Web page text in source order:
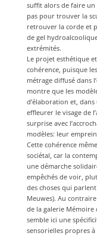
suffit alors de faire un
pas pour trouver la
retrouver la corde et
de gel
extrémités.
Le projet esthétique
cohérence, puisque
métrage diffusé dans
montre que les
d’élaboration et,
effleurer le visage de
surprise avec
modèles: leur
Cette cohérence
sociétal, car la
une démarche
empêchés de voir,
des choses qui parlent
Meuwes). Au
de la galerie
semble ici une
sensorielles propres